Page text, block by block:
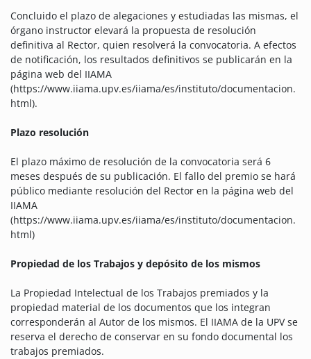
Concluido el plazo de alegaciones y estudiadas las mismas, el
órgano instructor elevará la propuesta de resolución
definitiva al Rector, quien resolverá la convocatoria. A efectos
de notificación, los resultados definitivos se publicarán en la
página web del IIAMA
(https://www.iiama.upv.es/iiama/es/instituto/documentacion.
html).
Plazo resolución
El plazo máximo de resolución de la convocatoria será 6
meses después de su publicación. El fallo del premio se hará
público mediante resolución del Rector en la página web del
IIAMA
(https://www.iiama.upv.es/iiama/es/instituto/documentacion.
html)
Propiedad de los Trabajos y depósito de los mismos
La Propiedad Intelectual de los Trabajos premiados y la
propiedad material de los documentos que los integran
corresponderán al Autor de los mismos. El IIAMA de la UPV se
reserva el derecho de conservar en su fondo documental los
trabajos premiados.